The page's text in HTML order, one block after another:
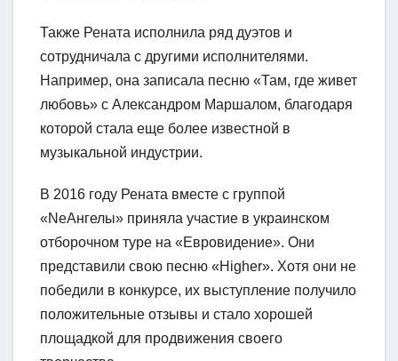
Также Рената исполнила ряд дуэтов и
сотрудничала с другими исполнителями.
Например, она записала песню «Там, где живет
любовь» с Александром Маршалом, благодаря
которой стала еще более известной в
музыкальной индустрии.
В 2016 году Рената вместе с группой
«NеАнгелы» приняла участие в украинском
отборочном туре на «Евровидение». Они
представили свою песню «Higher». Хотя они не
победили в конкурсе, их выступление получило
положительные отзывы и стало хорошей
площадкой для продвижения своего